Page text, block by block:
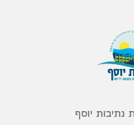
נתיבות יוסף